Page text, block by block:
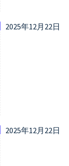
2025年12月22日
2025年12月22日